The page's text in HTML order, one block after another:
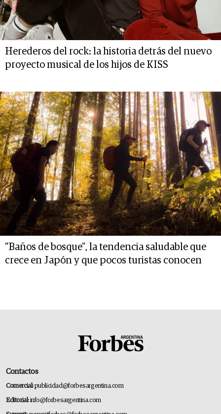
Herederos del rock: la historia detrás del nuevo
proyecto musical de los hijos de KISS
"Baños de bosque", la tendencia saludable que
crece en Japón y que pocos turistas conocen
Contactos
Comercial:publicidad@forbesargentina.com
Editorial:info@forbesargentina.com